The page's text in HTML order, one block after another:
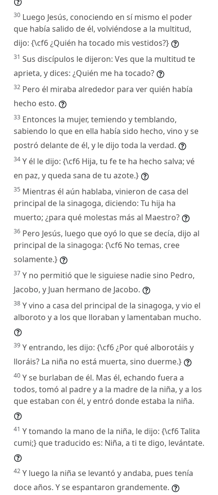
30 Luego Jesús, conociendo en sí mismo el poder
que había salido de él, volviéndose a la multitud,
dijo: {\cf6 ¿Quién ha tocado mis vestidos?}
31 Sus discípulos le dijeron: Ves que la multitud te
aprieta, y dices: ¿Quién me ha tocado?
32 Pero él miraba alrededor para ver quién había
hecho esto.
33 Entonces la mujer, temiendo y temblando,
sabiendo lo que en ella había sido hecho, vino y se
postró delante de él, y le dijo toda la verdad.
34 Y él le dijo: {\cf6 Hija, tu fe te ha hecho salva; vé
en paz, y queda sana de tu azote.}
35 Mientras él aún hablaba, vinieron de casa del
principal de la sinagoga, diciendo: Tu hija ha
muerto; ¿para qué molestas más al Maestro?
36 Pero Jesús, luego que oyó lo que se decía, dijo al
principal de la sinagoga: {\cf6 No temas, cree
solamente.}
37 Y no permitió que le siguiese nadie sino Pedro,
Jacobo, y Juan hermano de Jacobo.
38 Y vino a casa del principal de la sinagoga, y vio el
alboroto y a los que lloraban y lamentaban mucho.
39 Y entrando, les dijo: {\cf6 ¿Por qué alborotáis y
lloráis? La niña no está muerta, sino duerme.}
40 Y se burlaban de él. Mas él, echando fuera a
todos, tomó al padre y a la madre de la niña, y a los
que estaban con él, y entró donde estaba la niña.
41 Y tomando la mano de la niña, le dijo: {\cf6 Talita
cumi;} que traducido es: Niña, a ti te digo, levántate.
42 Y luego la niña se levantó y andaba, pues tenía
doce años. Y se espantaron grandemente.